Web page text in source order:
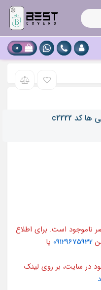
0
ناموجود است. برای اطلاع
09129675932 یا
در سایت، بر روی لینک